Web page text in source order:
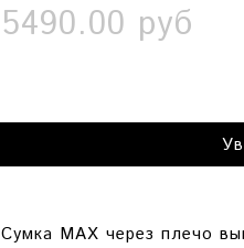
5490.00 руб
Сумка MAX через плечо